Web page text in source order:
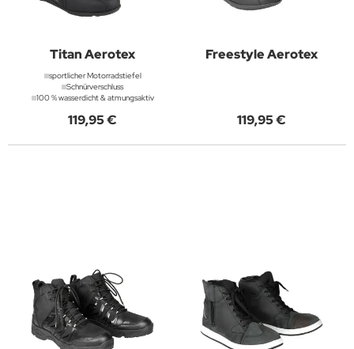
Titan Aerotex
sportlicher Motorradstiefel
Schnürverschluss
100 % wasserdicht & atmungsaktiv
119,95 €
Freestyle Aerotex
119,95 €